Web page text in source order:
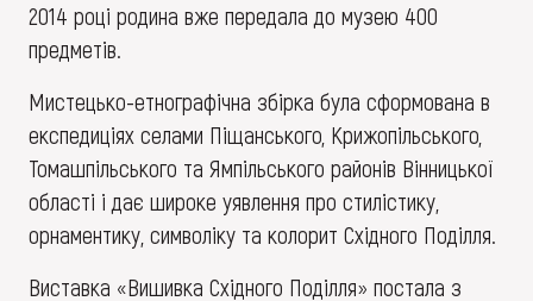
2014 році родина вже передала до музею 400
предметів.
Мистецько-етнографічна збірка була сформована в
експедиціях селами Піщанського, Крижопільського,
Томашпільського та Ямпільського районів Вінницької
області і дає широке уявлення про стилістику,
орнаментику, символіку та колорит Східного Поділля.
Виставка «Вишивка Східного Поділля» постала з